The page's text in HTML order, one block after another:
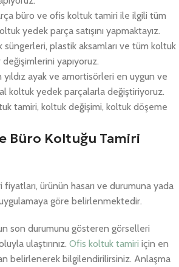
büro ve ofis koltuk tamiri ile ilgili tüm
yedek parça satışını yapmaktayız.
süngerleri, plastik aksamları ve tüm koltuk
yapıyoruz.
ayak ve amortisörleri en uygun ve
koltuk yedek parçalarla değiştiriyoruz.
tamiri, koltuk değişimi, koltuk döşeme
Büro Koltuğu Tamiri
ürünün hasarı ve durumuna yada
uygulamaya göre belirlenmektedir.
son durumunu gösteren görselleri
ulaştırınız. Ofis koltuk tamiri için en
belirlenerek bilgilendirilirsiniz. Anlaşma